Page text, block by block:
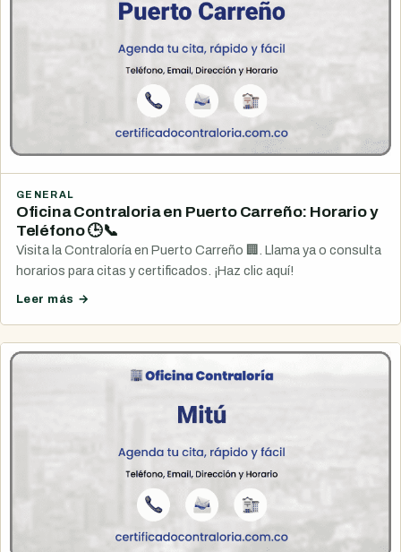
GENERAL
Oficina Contraloria en Puerto Carreño: Horario y
Teléfono 🕒📞
Visita la Contraloría en Puerto Carreño 🏢. Llama ya o consulta
horarios para citas y certificados. ¡Haz clic aquí!
Leer más →